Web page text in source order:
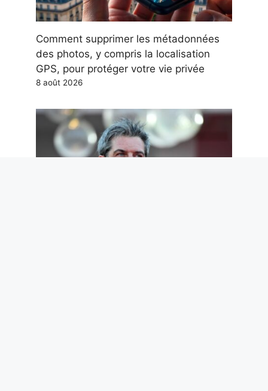
Comment supprimer les métadonnées
des photos, y compris la localisation
GPS, pour protéger votre vie privée
8 août 2026